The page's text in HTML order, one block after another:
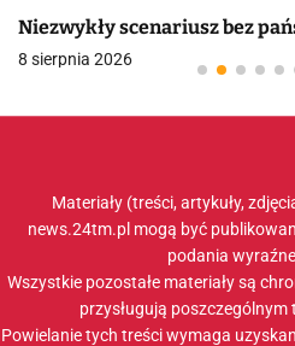
Niezwykły scenariusz bez
8 sierpnia 2026
Materiały (treści, artykuły,
news.24tm.pl mogą być
podania
Wszystkie pozostałe materiały są
przysługują
Powielanie tych treści wymaga